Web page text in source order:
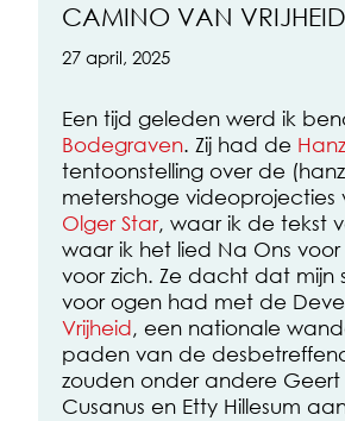
CAMINO VAN
27 april, 2025
Een tijd geleden werd ik
Bodegraven. Zij had de
tentoonstelling over de
metershoge videoprojecties
Olger Star, waar ik de tekst
waar ik het lied Na Ons
voor zich. Ze dacht dat mijn
voor ogen had met de
Vrijheid, een nationale
paden van de
zouden onder andere Geert
Cusanus en Etty Hillesum